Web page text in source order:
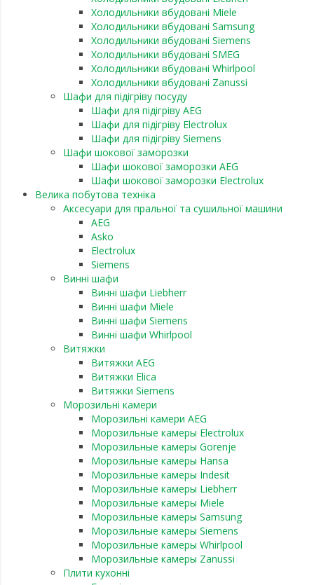
Холодильники вбудовані Miele
Холодильники вбудовані Samsung
Холодильники вбудовані Siemens
Холодильники вбудовані SMEG
Холодильники вбудовані Whirlpool
Холодильники вбудовані Zanussi
Шафи для підігріву посуду
Шафи для підігріву AEG
Шафи для підігріву Electrolux
Шафи для підігріву Siemens
Шафи шокової заморозки
Шафи шокової заморозки AEG
Шафи шокової заморозки Electrolux
Велика побутова техніка
Аксесуари для пральної та сушильної машини
AEG
Asko
Electrolux
Siemens
Винні шафи
Винні шафи Liebherr
Винні шафи Miele
Винні шафи Siemens
Винні шафи Whirlpool
Витяжки
Витяжки AEG
Витяжки Elica
Витяжки Siemens
Морозильні камери
Морозильні камери AEG
Морозильные камеры Electrolux
Морозильные камеры Gorenje
Морозильные камеры Hansa
Морозильные камеры Indesit
Морозильные камеры Liebherr
Морозильные камеры Miele
Морозильные камеры Samsung
Морозильные камеры Siemens
Морозильные камеры Whirlpool
Морозильные камеры Zanussi
Плити кухонні